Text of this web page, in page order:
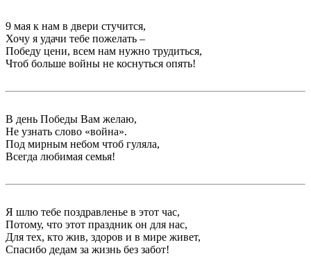
9 мая к нам в двери стучится,
Хочу я удачи тебе пожелать –
Победу цени, всем нам нужно трудиться,
Чтоб больше войны не коснуться опять!
В день Победы Вам желаю,
Не узнать слово «война».
Под мирным небом чтоб гуляла,
Всегда любимая семья!
Я шлю тебе поздравленье в этот час,
Потому, что этот праздник он для нас,
Для тех, кто жив, здоров и в мире живет,
Спасибо дедам за жизнь без забот!